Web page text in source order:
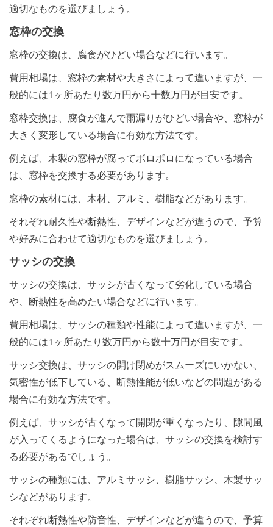
適切なものを選びましょう。
窓枠の交換
窓枠の交換は、腐食がひどい場合などに行います。
費用相場は、窓枠の素材や大きさによって違いますが、一
般的には1ヶ所あたり数万円から十数万円が目安です。
窓枠交換は、腐食が進んで雨漏りがひどい場合や、窓枠が
大きく変形している場合に有効な方法です。
例えば、木製の窓枠が腐ってボロボロになっている場合
は、窓枠を交換する必要があります。
窓枠の素材には、木材、アルミ、樹脂などがあります。
それぞれ耐久性や断熱性、デザインなどが違うので、予算
や好みに合わせて適切なものを選びましょう。
サッシの交換
サッシの交換は、サッシが古くなって劣化している場合
や、断熱性を高めたい場合などに行います。
費用相場は、サッシの種類や性能によって違いますが、一
般的には1ヶ所あたり数万円から数十万円が目安です。
サッシ交換は、サッシの開け閉めがスムーズにいかない、
気密性が低下している、断熱性能が低いなどの問題がある
場合に有効な方法です。
例えば、サッシが古くなって開閉が重くなったり、隙間風
が入ってくるようになった場合は、サッシの交換を検討す
る必要があるでしょう。
サッシの種類には、アルミサッシ、樹脂サッシ、木製サッ
シなどがあります。
それぞれ断熱性や防音性、デザインなどが違うので、予算